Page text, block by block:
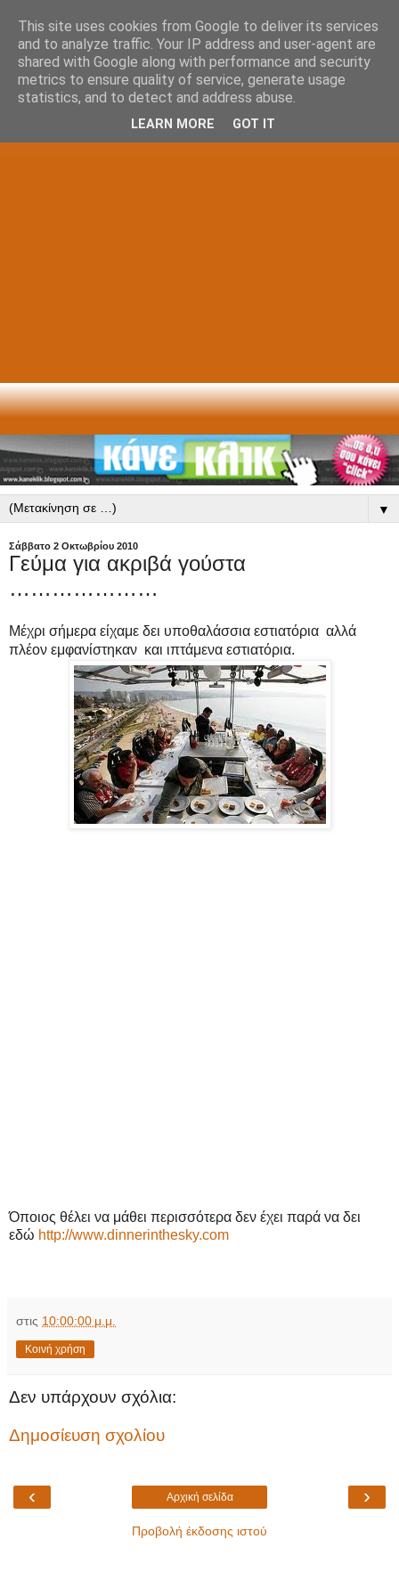
▼
Σάββατο 2 Οκτωβρίου 2010
Γεύμα για ακριβά γούστα
…………………
Μέχρι σήμερα είχαμε δει υποθαλάσσια εστιατόρια αλλά
πλέον εμφανίστηκαν και ιπτάμενα εστιατόρια.
Όποιος θέλει να μάθει περισσότερα δεν έχει παρά να δει
εδώ http://www.dinnerinthesky.com
στις 10:00:00 μ.μ.
Κοινή χρήση
Δεν υπάρχουν σχόλια:
Δημοσίευση σχολίου
‹ ›
Αρχική σελίδα
Προβολή έκδοσης ιστού
This site uses cookies from Google to deliver its services
and to analyze traffic. Your IP address and user-agent are
shared with Google along with performance and security
metrics to ensure quality of service, generate usage
statistics, and to detect and address abuse.
LEARN MORE GOT IT